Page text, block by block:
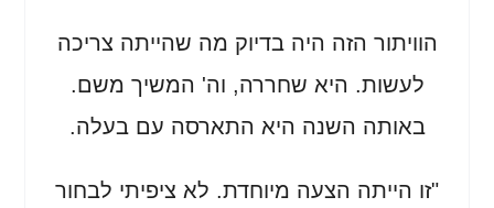
הוויתור הזה היה בדיוק מה שהייתה צריכה
לעשות. היא שחררה, וה' המשיך משם.
באותה השנה היא התארסה עם בעלה.
"זו הייתה הצעה מיוחדת. לא ציפיתי לבחור